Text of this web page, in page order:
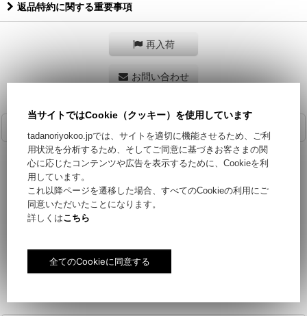
返品特約に関する重要事項
再入荷
お問い合わせ
【ポストカードサイズ】 105X150mm/定型
【Postcard size】105X150mm / standard size
当サイトではCookie（クッキー）を使用しています
tadanoriyokoo.jpでは、サイトを適切に機能させるため、ご利
用状況を分析するため、そしてご同意に基づきお客さまの関
心に応じたコンテンツや広告を表示するために、Cookieを利
用しています。
これ以降ページを遷移した場合、すべてのCookieの利用にご
同意いただいたことになります。
詳しくはこちら